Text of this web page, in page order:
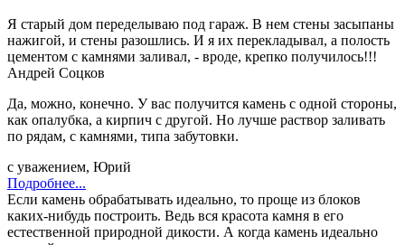
Я старый дом переделываю под гараж. В нем стены засыпаны
нажигой, и стены разошлись. И я их перекладывал, а полость
цементом с камнями заливал, - вроде, крепко получилось!!!
Андрей Соцков
Да, можно, конечно. У вас получится камень с одной стороны,
как опалубка, а кирпич с другой. Но лучше раствор заливать
по рядам, с камнями, типа забутовки.
с уважением, Юрий
Подробнее...
Если камень обрабатывать идеально, то проще из блоков
каких-нибудь построить. Ведь вся красота камня в его
естественной природной дикости. А когда камень идеально